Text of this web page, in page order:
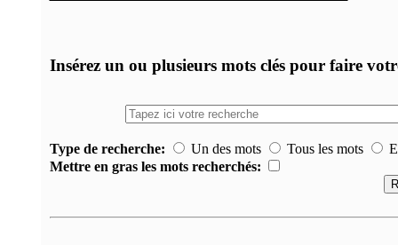
Insérez un ou plusieurs mots clés pour faire
Type de recherche: Un des mots Tous les mots
Mettre en gras les mots recherchés: